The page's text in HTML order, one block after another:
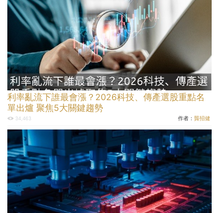
利率亂流下誰最會漲？2026科技、傳產選股重點名
單出爐 聚焦5大關鍵趨勢
34,463 作者： 龔招健